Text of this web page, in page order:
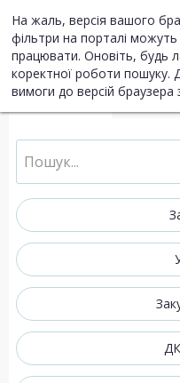
На жаль, версія вашого
фільтри на порталі
працювати. Оновіть, будь
коректної роботи пошуку.
вимоги до версій браузера
Закупівлі